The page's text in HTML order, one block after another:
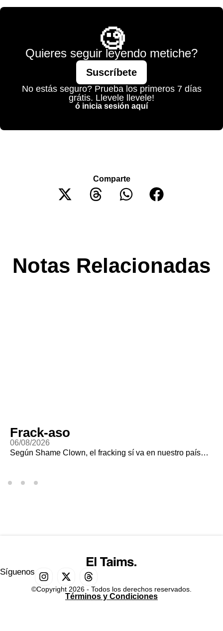
🧐
Quieres seguir leyendo metiche?
Suscríbete
No estás seguro? Prueba los primeros 7 días
grátis. Llevele llevele!
ó inicia sesión aquí
Comparte
Notas Relacionadas
Frack-aso
06/08/2026
Según Shame Clown, el fracking sí va en nuestro país…
Síguenos
©Copyright 2026 - Todos los derechos reservados.
Términos y Condiciones